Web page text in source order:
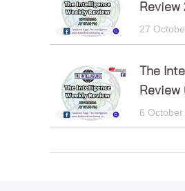
27
The
6